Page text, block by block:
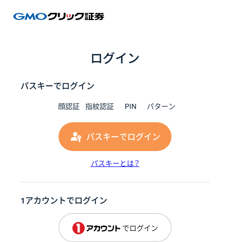
ログイン
パスキーでログイン
顔認証 指紋認証 PIN パターン
パスキーでログイン
パスキーとは？
1アカウントでログイン
でログイン